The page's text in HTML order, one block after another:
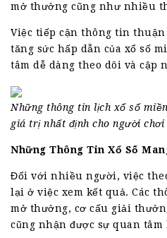
mở thưởng cũng như nhiều
Việc tiếp cận thông tin
tăng sức hấp dẫn của xổ số
tâm dễ dàng theo dõi và cập
Những thông tin lịch xổ số
giá trị nhất định cho người chơi
Những Thông Tin Xổ Số
Đối với nhiều người, việc
lại ở việc xem kết quả. Các
mở thưởng, cơ cấu giải
cũng nhận được sự quan tâm